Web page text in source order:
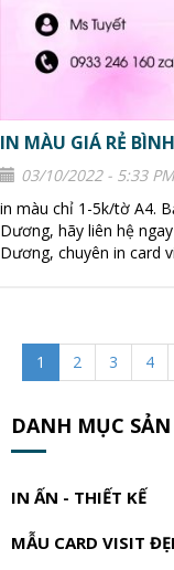
IN MÀU GIÁ RẺ
03/10/2022 - 5:33 PM
in màu chỉ 1-5k/tờ A4.
Dương, hãy liên hệ
Dương, chuyên in card
1 2 3 4
DANH MỤC
IN ẤN - THIẾT KẾ
MẪU CARD VISIT